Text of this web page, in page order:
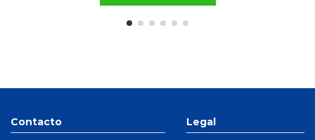
Contacto Legal